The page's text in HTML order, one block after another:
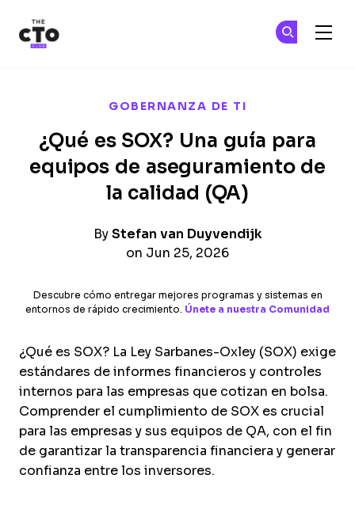
GOBERNANZA DE TI
¿Qué es SOX? Una guía para
equipos de aseguramiento de
la calidad (QA)
By Stefan van Duyvendijk
on Jun 25, 2026
Descubre cómo entregar mejores programas y sistemas en
entornos de rápido crecimiento. Únete a nuestra Comunidad
¿Qué es SOX? La Ley Sarbanes-Oxley (SOX) exige
estándares de informes financieros y controles
internos para las empresas que cotizan en bolsa.
Comprender el cumplimiento de SOX es crucial
para las empresas y sus equipos de QA, con el fin
de garantizar la transparencia financiera y generar
confianza entre los inversores.